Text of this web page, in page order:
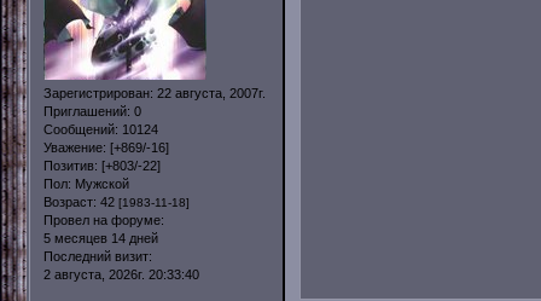
Зарегистрирован: 22 августа, 2007г.
Приглашений: 0
Сообщений: 10124
Уважение: [+869/-16]
Позитив: [+803/-22]
Пол: Мужской
Возраст: 42 [1983-11-18]
Провел на форуме:
5 месяцев 14 дней
Последний визит:
2 августа, 2026г. 20:33:40